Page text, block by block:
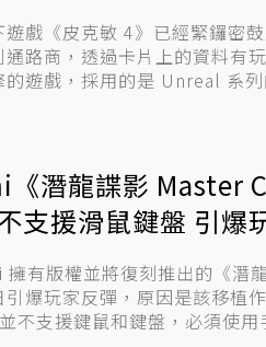
戲《皮克敏 4》已經緊鑼密
通路商，透過卡片上的資料有
《潛龍諜影 Master
支援滑鼠鍵盤 引爆
擁有版權並將復刻推出的《
引爆玩家反彈，原因是該移植
不支援鍵鼠和鍵盤，必須使用